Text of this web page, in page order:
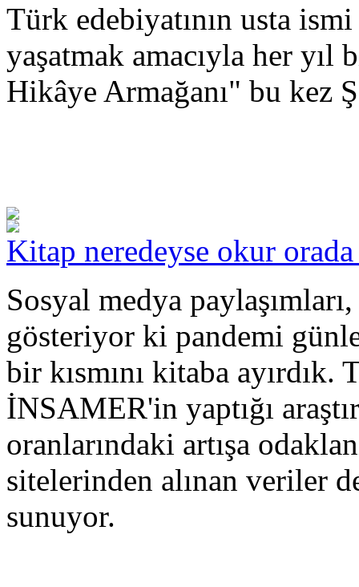
Türk edebiyatının usta ismi
yaşatmak amacıyla her
Hikâye Armağanı" bu kez
Kitap neredeyse okur
Sosyal medya
gösteriyor ki pandemi
bir kısmını kitaba
İNSAMER'in yaptığı
oranlarındaki artışa
sitelerinden alınan veriler
sunuyor.